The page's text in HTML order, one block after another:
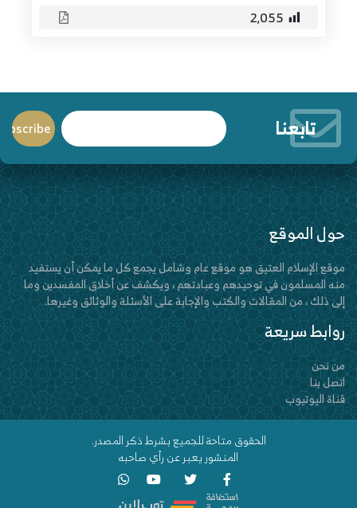
2٬055
تابعنا
حول الموقع
موقع الإسلام العتيق هو موقع عام وشامل يجمع كل ما يمكن أن يستفيد
منه المسلمون في توحيدهم وعبادتهم ، ويكشف عن أخلاق المفسدين وما
إلى ذلك ، من المقالات والكتب والإجابة على الأسئلة والوثائق وغيرها.
روابط سريعة
من نحن
اتصل بنا
قناة اليوتيوب
الحقوق متاحة للجميع بشرط ذكر المصدر.
المنشور يعبر عن رأي صاحبه